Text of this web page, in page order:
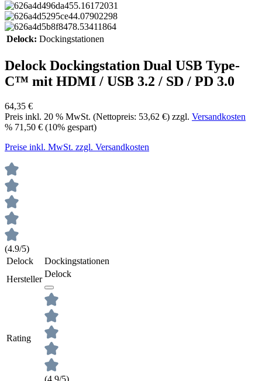
Delock: Dockingstationen
Delock Dockingstation Dual USB Type-
C™ mit HDMI / USB 3.2 / SD / PD 3.0
64,35 €
Preis inkl. 20 % MwSt. (Nettopreis: 53,62 €) zzgl. Versandkosten
% 71,50 € (10% gespart)
Preise inkl. MwSt. zzgl. Versandkosten
(4.9/5)
Delock
Dockingstationen
Hersteller
Delock
Rating
(4.9/5)